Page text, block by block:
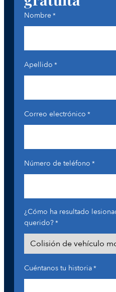
Nombre*
Apellido *
Correo electrónico *
Número de teléfono *
¿Cómo ha resultado
querido?*
Cuéntanos tu historia*